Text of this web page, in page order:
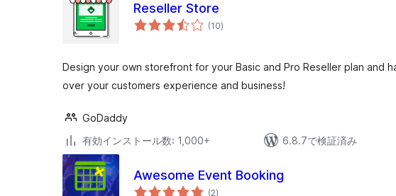
Reseller Store
(10個
の)
Design your own storefront for your Basic and Pro Reseller plan and
over your customers experience and business!
GoDaddy
有効インストール数: 1,000+
6.8.7で検証済み
Awesome Event Booking
(2個)